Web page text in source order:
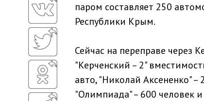
паром составляет 250
Республики Крым.
Сейчас на переправе через
"Керченский – 2"
авто, "Николай Аксененко" –
"Олимпиада" – 600 человек